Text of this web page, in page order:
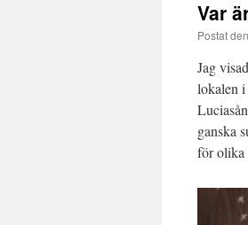
Var
Postat den
Jag
lokalen
ganska
för olika